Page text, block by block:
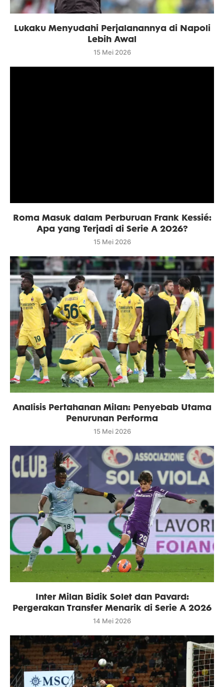
Lukaku Menyudahi Perjalanannya di Napoli
Lebih Awal
15 Mei 2026
Roma Masuk dalam Perburuan Frank Kessié:
Apa yang Terjadi di Serie A 2026?
15 Mei 2026
Analisis Pertahanan Milan: Penyebab Utama
Penurunan Performa
15 Mei 2026
Inter Milan Bidik Solet dan Pavard:
Pergerakan Transfer Menarik di Serie A 2026
14 Mei 2026